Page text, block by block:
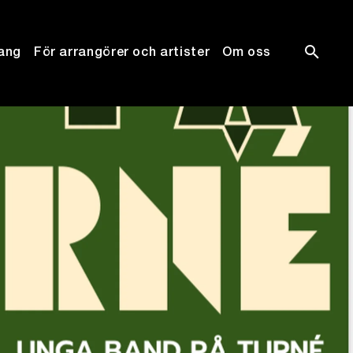
För arrangörer och artister Om oss